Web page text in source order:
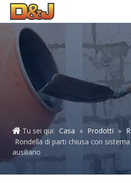
Tu sei qui: Casa » Prodotti »
Rondella di parti chiusa con
ausiliario